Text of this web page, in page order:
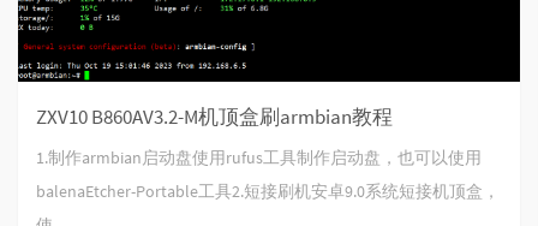
ZXV10 B860AV3.2-M机顶盒刷armbian教程
1.制作armbian启动盘使用rufus工具制作启动盘，也可以使用
balenaEtcher-Portable工具2.短接刷机安卓9.0系统短接机顶盒，